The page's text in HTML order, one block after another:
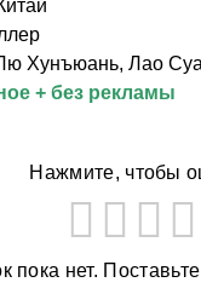
Хунъюань, Лао
+ без рекламы
Нажмите, чтобы
пока нет.